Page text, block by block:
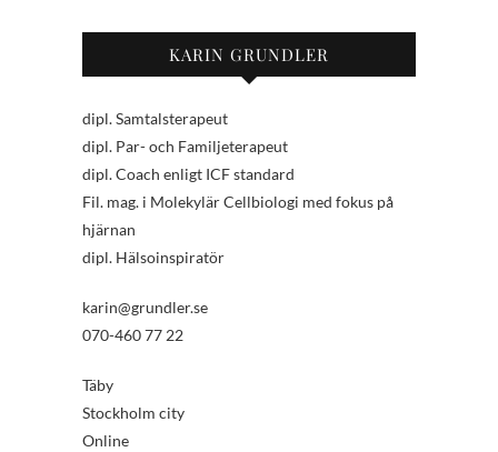
KARIN GRUNDLER
dipl. Samtalsterapeut
dipl. Par- och Familjeterapeut
dipl. Coach enligt ICF standard
Fil. mag. i Molekylär Cellbiologi med fokus på
hjärnan
dipl. Hälsoinspiratör
karin@grundler.se
070-460 77 22
Täby
Stockholm city
Online